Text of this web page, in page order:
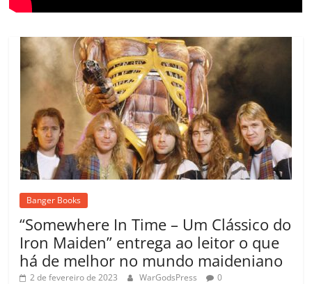
Banger Books
“Somewhere In Time – Um Clássico do
Iron Maiden” entrega ao leitor o que
há de melhor no mundo maideniano
2 de fevereiro de 2023 WarGodsPress 0